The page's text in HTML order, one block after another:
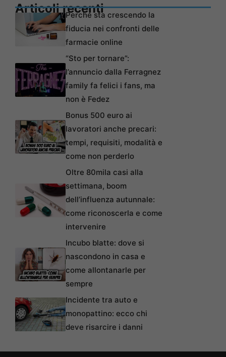
Articoli recentiPerché sta crescendo la
fiducia nei confronti delle
farmacie online
“Sto per tornare”:
l’annuncio dalla Ferragnez
family fa felici i fans, ma
non è Fedez
Bonus 500 euro ai
lavoratori anche precari:
tempi, requisiti, modalità e
come non perderlo
Oltre 80mila casi alla
settimana, boom
dell’influenza autunnale:
come riconoscerla e come
intervenire
Incubo blatte: dove si
nascondono in casa e
come allontanarle per
sempre
Incidente tra auto e
monopattino: ecco chi
deve risarcire i danni